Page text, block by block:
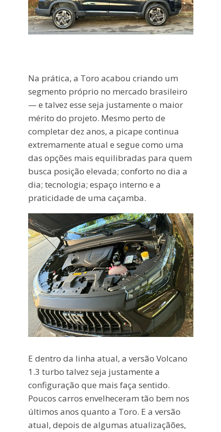
Na prática, a Toro acabou criando um
segmento próprio no mercado brasileiro
— e talvez esse seja justamente o maior
mérito do projeto. Mesmo perto de
completar dez anos, a picape continua
extremamente atual e segue como uma
das opções mais equilibradas para quem
busca posição elevada; conforto no dia a
dia; tecnologia; espaço interno e a
praticidade de uma caçamba.
E dentro da linha atual, a versão Volcano
1.3 turbo talvez seja justamente a
configuração que mais faça sentido.
Poucos carros envelheceram tão bem nos
últimos anos quanto a Toro. E a versão
atual, depois de algumas atualizaçãões,